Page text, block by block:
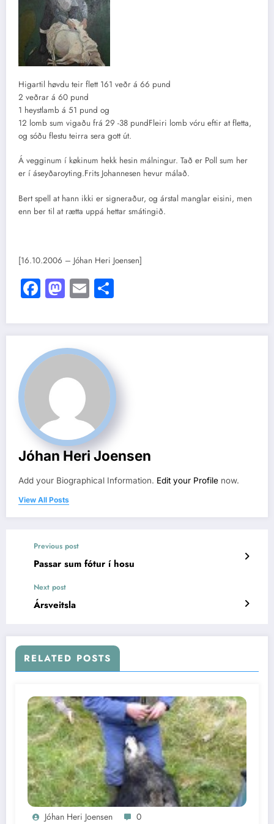
Higartil høvdu teir flett 161 veðr á 66 pund
2 veðrar á 60 pund
1 heystlamb á 51 pund og
12 lomb sum vigaðu frá 29 -38 pundFleiri lomb vóru eftir at fletta,
og sóðu flestu teirra sera gott út.
Á vegginum í køkinum hekk hesin málningur. Tað er Poll sum her
er í áseyðaroyting.Frits Johannesen hevur málað.
Bert spell at hann ikki er signeraður, og árstal manglar eisini, men
enn ber til at rætta uppá hettar smátingið.
[16.10.2006 – Jóhan Heri Joensen]
Facebook
Mastodon
Email
Jóhan Heri Joensen
Add your Biographical Information. Edit your Profile now.
View All Posts
Previous post
Passar sum fótur í hosu
Next post
Ársveitsla
RELATED POSTS
Jóhan Heri Joensen 0